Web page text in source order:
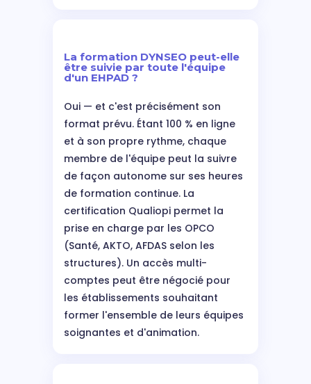
La formation DYNSEO peut-elle
être suivie par toute l'équipe
d'un EHPAD ?
Oui — et c'est précisément son
format prévu. Étant 100 % en ligne
et à son propre rythme, chaque
membre de l'équipe peut la suivre
de façon autonome sur ses heures
de formation continue. La
certification Qualiopi permet la
prise en charge par les OPCO
(Santé, AKTO, AFDAS selon les
structures). Un accès multi-
comptes peut être négocié pour
les établissements souhaitant
former l'ensemble de leurs équipes
soignantes et d'animation.